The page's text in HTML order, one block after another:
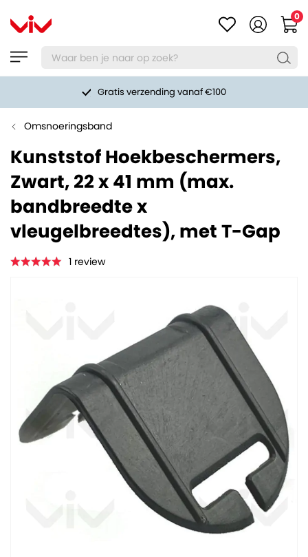
0
Gratis verzending vanaf €100
Omsnoeringsband
Kunststof Hoekbeschermers,
Zwart, 22 x 41 mm (max.
bandbreedte x
vleugelbreedtes), met T-Gap
1 review